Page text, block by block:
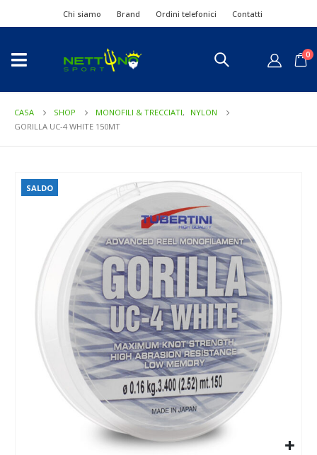
Chi siamo Brand Ordini telefonici Contatti
0
CASA SHOP MONOFILI & TRECCIATI,
NYLON
GORILLA UC-4 WHITE 150MT
SALDO